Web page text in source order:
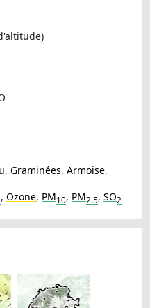
, Graminées, Armoise,
, Ozone, PM10, PM2.5, SO2